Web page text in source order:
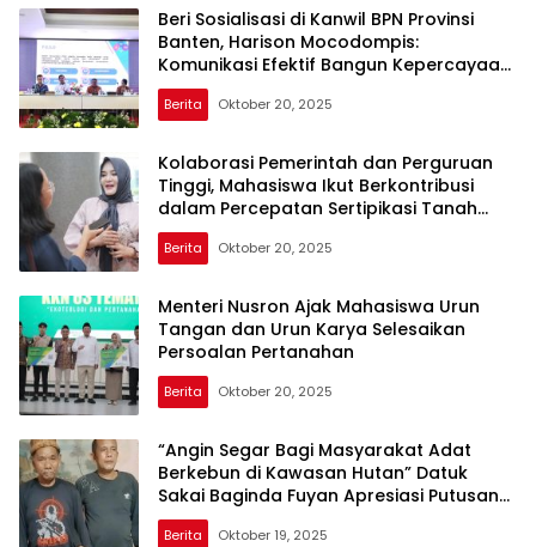
OneNews
Beri Sosialisasi di Kanwil BPN Provinsi
Banten, Harison Mocodompis:
Komunikasi Efektif Bangun Kepercayaan
Masyarakat
Berita Oktober 20, 2025
Kolaborasi Pemerintah dan Perguruan
Tinggi, Mahasiswa Ikut Berkontribusi
dalam Percepatan Sertipikasi Tanah
Wakaf
Berita Oktober 20, 2025
Menteri Nusron Ajak Mahasiswa Urun
Tangan dan Urun Karya Selesaikan
Persoalan Pertanahan
Berita Oktober 20, 2025
“Angin Segar Bagi Masyarakat Adat
Berkebun di Kawasan Hutan” Datuk
Sakai Baginda Fuyan Apresiasi Putusan
MK
Berita Oktober 19, 2025